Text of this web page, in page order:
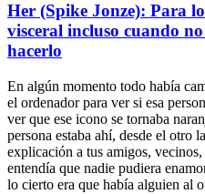
Her (Spike Jonze): Para
visceral incluso cuando
hacerlo
En algún momento todo había
el ordenador para ver si esa
ver que ese icono se tornaba
persona estaba ahí, desde el otro
explicación a tus amigos,
entendía que nadie pudiera
lo cierto era que había alguien al